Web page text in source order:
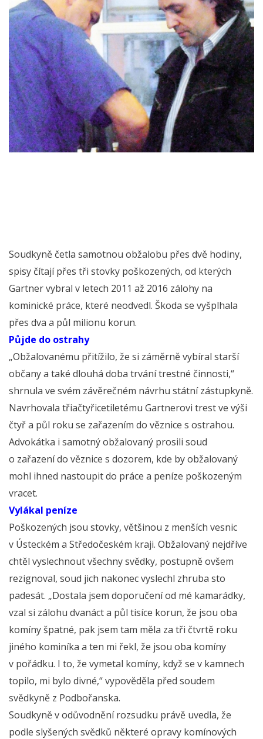
Soudkyně četla samotnou obžalobu přes dvě hodiny,
spisy čítají přes tři stovky poškozených, od kterých
Gartner vybral v letech 2011 až 2016 zálohy na
kominické práce, které neodvedl. Škoda se vyšplhala
přes dva a půl milionu korun.
Půjde do ostrahy
„Obžalovanému přitížilo, že si záměrně vybíral starší
občany a také dlouhá doba trvání trestné činnosti,“
shrnula ve svém závěrečném návrhu státní zástupkyně.
Navrhovala třiačtyřicetiletému Gartnerovi trest ve výši
čtyř a půl roku se zařazením do věznice s ostrahou.
Advokátka i samotný obžalovaný prosili soud
o zařazení do věznice s dozorem, kde by obžalovaný
mohl ihned nastoupit do práce a peníze poškozeným
vracet.
Vylákal peníze
Poškozených jsou stovky, většinou z menších vesnic
v Ústeckém a Středočeském kraji. Obžalovaný nejdříve
chtěl vyslechnout všechny svědky, postupně ovšem
rezignoval, soud jich nakonec vyslechl zhruba sto
padesát. „Dostala jsem doporučení od mé kamarádky,
vzal si zálohu dvanáct a půl tisíce korun, že jsou oba
komíny špatné, pak jsem tam měla za tři čtvrtě roku
jiného kominíka a ten mi řekl, že jsou oba komíny
v pořádku. I to, že vymetal komíny, když se v kamnech
topilo, mi bylo divné,“ vypověděla před soudem
svědkyně z Podbořanska.
Soudkyně v odůvodnění rozsudku právě uvedla, že
podle slyšených svědků některé opravy komínových